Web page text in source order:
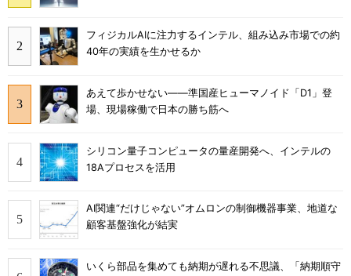
フィジカルAIに注力するインテル、組み込み市場での約
40年の実績を生かせるか
あえて歩かせない――準国産ヒューマノイド「D1」登
場、現場稼働で日本の勝ち筋へ
シリコン量子コンピュータの量産開発へ、インテルの
18Aプロセスを活用
AI関連“だけじゃない”オムロンの制御機器事業、地道な
顧客基盤強化が結実
いくら部品を集めても納期が遅れる不思議、「納期順守